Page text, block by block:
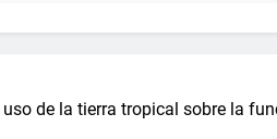
de la tierra tropical sobre la